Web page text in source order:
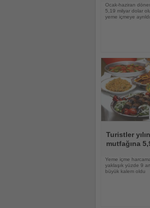
Ocak-haziran
5,19 milyar dolar
yeme içmeye ayrıldı
Oku
Turistler
mutfağına
Yeme içme
yaklaşık yüzde 9
büyük kalem oldu